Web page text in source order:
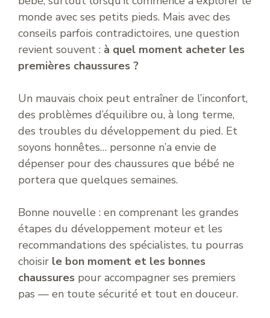
monde avec ses petits pieds. Mais avec des
conseils parfois contradictoires, une question
revient souvent : à quel moment acheter les
premières chaussures ?
Un mauvais choix peut entraîner de l’inconfort,
des problèmes d’équilibre ou, à long terme,
des troubles du développement du pied. Et
soyons honnêtes… personne n’a envie de
dépenser pour des chaussures que bébé ne
portera que quelques semaines.
Bonne nouvelle : en comprenant les grandes
étapes du développement moteur et les
recommandations des spécialistes, tu pourras
choisir le bon moment et les bonnes
chaussures pour accompagner ses premiers
pas — en toute sécurité et tout en douceur.